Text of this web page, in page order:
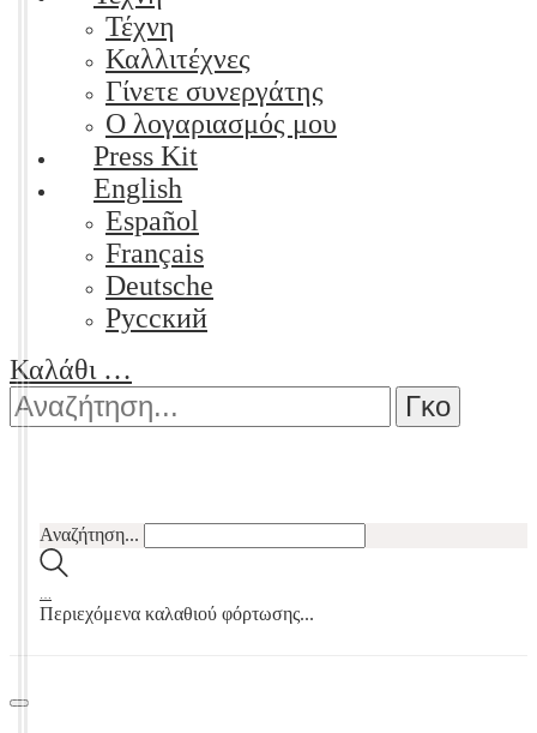
Τέχνη
Καλλιτέχνες
Γίνετε συνεργάτης
Ο λογαριασμός μου
Press Kit
English
Español
Français
Deutsche
Pусский
Καλάθι …
Αναζήτηση...
Περιεχόμενα καλαθιού φόρτωσης...